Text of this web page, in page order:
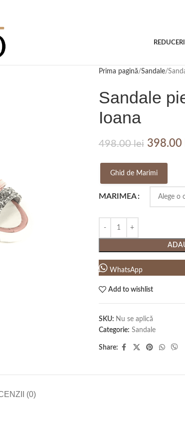
REDUCERI
Prima pagină Sandale
Sandale
Ioana
498.00lei 398.00
Ghid de Marimi
MARIMEA
WhatsApp
Add to wishlist
SKU: Nu se aplică
Categorie: Sandale
Share:
(0)